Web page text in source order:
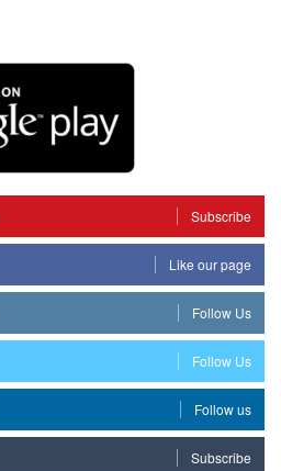
Subscribe
Like our page
Follow Us
Follow Us
Follow us
Subscribe